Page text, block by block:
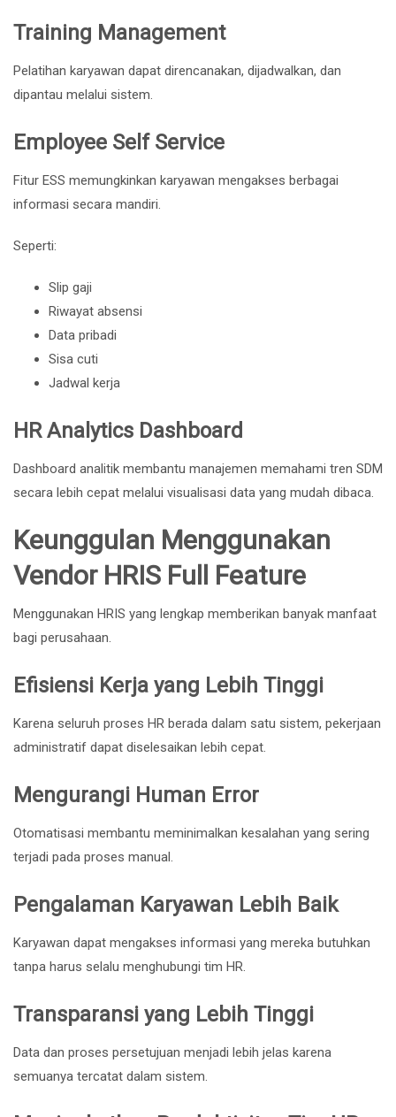
Training Management
Pelatihan karyawan dapat direncanakan, dijadwalkan, dan
dipantau melalui sistem.
Employee Self Service
Fitur ESS memungkinkan karyawan mengakses berbagai
informasi secara mandiri.
Seperti:
Slip gaji
Riwayat absensi
Data pribadi
Sisa cuti
Jadwal kerja
HR Analytics Dashboard
Dashboard analitik membantu manajemen memahami tren SDM
secara lebih cepat melalui visualisasi data yang mudah dibaca.
Keunggulan Menggunakan
Vendor HRIS Full Feature
Menggunakan HRIS yang lengkap memberikan banyak manfaat
bagi perusahaan.
Efisiensi Kerja yang Lebih Tinggi
Karena seluruh proses HR berada dalam satu sistem, pekerjaan
administratif dapat diselesaikan lebih cepat.
Mengurangi Human Error
Otomatisasi membantu meminimalkan kesalahan yang sering
terjadi pada proses manual.
Pengalaman Karyawan Lebih Baik
Karyawan dapat mengakses informasi yang mereka butuhkan
tanpa harus selalu menghubungi tim HR.
Transparansi yang Lebih Tinggi
Data dan proses persetujuan menjadi lebih jelas karena
semuanya tercatat dalam sistem.